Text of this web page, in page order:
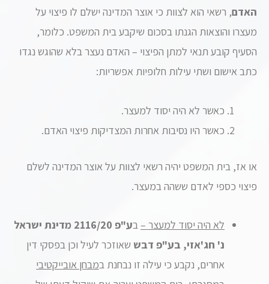
האדם, רשאי הוא לצוות כי אוצר המדינה ישלם לו פיצוי על
מעצרו והוצאות הגנתו בסכום שיקבע בית המשפט. כלומר,
הסעיף קובע תנאי למתן הפיצוי – האדם נעצר בלא שהוגש נגדו
כתב אישום ושתי עילות חלופיות אפשריות:
כאשר לא היה יסוד למעצר.
כאשר היו נסיבות אחרות המצדיקות פיצוי האדם.
או אז, בית המשפט יהיה רשאי לצוות על אוצר המדינה לשלם
פיצוי כספי לאדם ששהה במעצר.
לא היה יסוד למעצר –ב
ע"פ 2116/20 מדינת ישראל
נ' חג'אזי, בע"פ דבש שאוזכר לעיל וכן בפסקי דין
אחרים, נקבע כי עילה זו נבחנת במבחן אובייקטיבי